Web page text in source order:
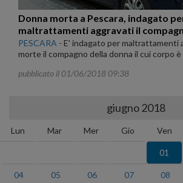
Donna morta a Pescara, indagato
maltrattamenti aggravati il
PESCARA - E' indagato per maltrattamenti
morte il compagno della donna il cui corpo
pubblicato il 01/06/2018 09:38
giugno 2018
Lun Mar Mer Gio Ven
01
04 05 06 07 08